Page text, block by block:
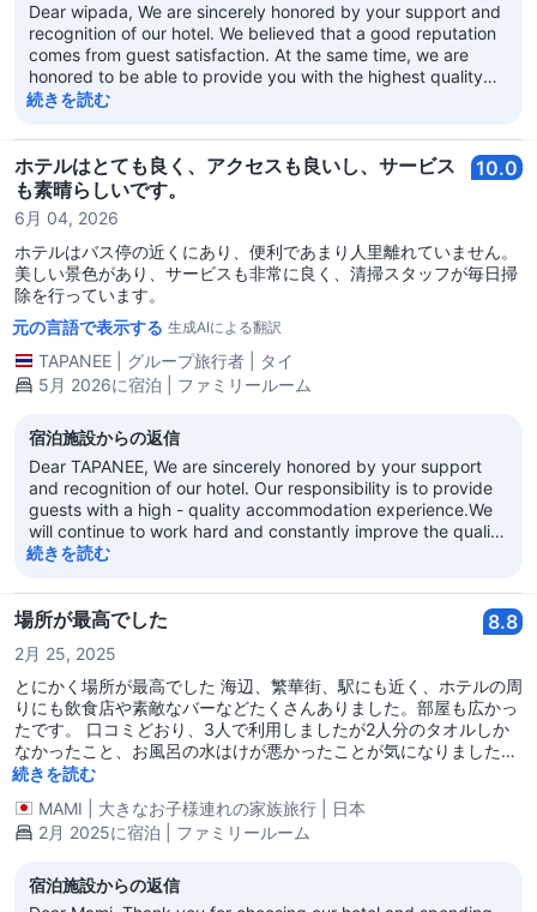
Dear wipada, We are sincerely honored by your support and
recognition of our hotel. We believed that a good reputation
comes from guest satisfaction. At the same time, we are
honored to be able to provide you with the highest quality
service. We warmly welcome you to choose our hotel again,
look forward to your next visit! Regal Kowloon Hotel
続きを読む
ホテルはとても良く、アクセスも良いし、サービス
も素晴らしいです。
10.0
6月 04, 2026
ホテルはバス停の近くにあり、便利であまり人里離れていません。
美しい景色があり、サービスも非常に良く、清掃スタッフが毎日掃
除を行っています。
元の言語で表示する 生成AIによる翻訳
TAPANEE グループ旅行者
タイ
5月 2026に宿泊 | ファミリールーム
宿泊施設からの返信
Dear TAPANEE, We are sincerely honored by your support
and recognition of our hotel. Our responsibility is to provide
guests with a high - quality accommodation experience.We
will continue to work hard and constantly improve the quality
of our services. We look forward to having more
続きを読む
場所が最高でした 8.8
2月 25, 2025
とにかく場所が最高でした 海辺、繁華街、駅にも近く、ホテルの周
りにも飲食店や素敵なバーなどたくさんありました。部屋も広かっ
たです。 口コミどおり、3人で利用しましたが2人分のタオルしか
なかったこと、お風呂の水はけが悪かったことが気になりましたが
とても快適に滞在できました
続きを読む
MAMI
大きなお子様連れの家族旅行
日本
2月 2025に宿泊 | ファミリールーム
宿泊施設からの返信